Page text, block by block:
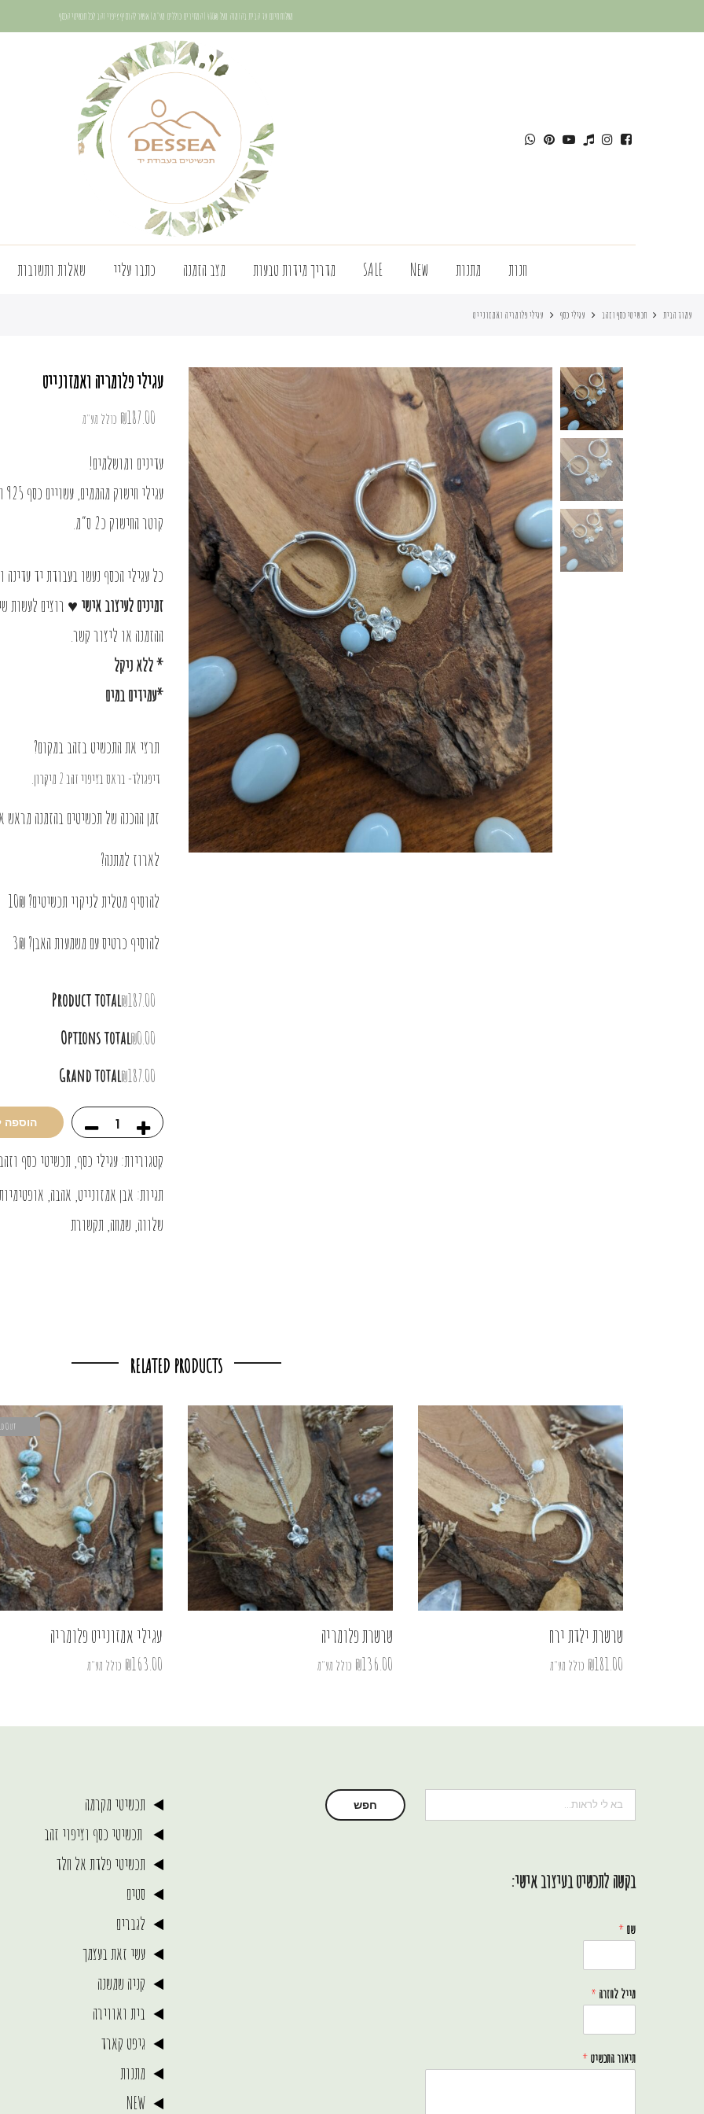
משלוח חינם עד הבית בהזמנה מעל 400₪ | המחירים כוללים מע"מ | אפשר להוסיף ציפוי זהב לכל תכשיטי הכסף
חנות מתנות New
SALE מדריך מידות טבעות מצב הזמנה כתבו עליי שאלות ותשובות
עמוד הבית תכשיטי כסף וזהב עגילי כסף עגילי פלומריה ואמזונייט
עגילי פלומריה ואמזונייט
₪187.00 כולל מע"מ
עדינים ומושלמים!
עגילי חישוק מהממים, עשויים כסף 925 ואבני אמזונייט טבעיות.
קוטר החישוק כ2 ס”מ.
כל עגילי הכסף נעשו בעבודת יד עדינה ומדוייקת,
זמינים לעיצוב אישי ♥ רוצים לעשות
ההזמנה או ליצור קשר
* ללא ניקל
*עמידים במים
תרצי את התכשיט בזהב במקום?
דיפגולד- בראס בציפוי זהב 2 מיקרון.
זמן ההכנה של תכשיטים בהזמנה מראש או
לארוז למתנה?
להוסיף מטלית לניקוי תכשיטים? 10₪
להוסיף כרטיס עם משמעות האבן? 3₪
Product total₪187.00
Options total₪0.00
Grand total₪187.00
הוספה
קטגוריות:עגילי כסף תכשיטי כסף וזהב
תגיות: אבן אמזונייט אהבה אופטימיות
שלווה שמחה תקשורת
RELATED PRODUCTS
שרשרת ילדת ירח
₪181.00 כולל מע"מ
שרשרת פלומריה
₪136.00 כולל מע"מ
Out
עגילי אמזונייט פלומריה
₪163.00 כולל מע"מ
חיפוש חפש
בקשה לתכשיט בעיצוב אישי:
שם *
מייל לחזרה *
תיאור התכשיט *
תכשיטי מקרמה
תכשיטי כסף וציפוי זהב
תכשיטי פלדת אל חלד
סטים
לגברים
עשי זאת בעצמך
קניה שמשנה
בית ואווירה
גיפט קארד
מתנות
NEW